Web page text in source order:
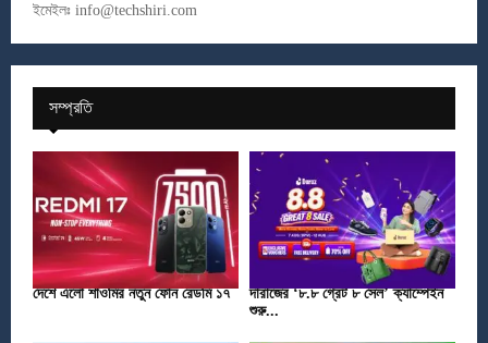
ইমেইলঃ info@techshiri.com
সম্প্রতি
দেশে এলো শাওমির নতুন ফোন রেডমি ১৭
দারাজের ‘৮.৮ গ্রেট ৮ সেল’ ক্যাম্পেইন
শুরু...